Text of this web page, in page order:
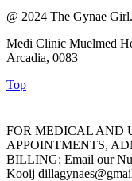
@ 2024 The Gynae
Medi Clinic Muelmed
Arcadia, 0083
Top
FOR MEDICAL AND
APPOINTMENTS,
BILLING: Email our
Kooij